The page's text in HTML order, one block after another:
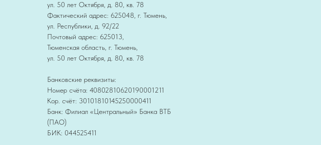
ул. 50 лет Октября, д. 80, кв. 78
Фактический адрес: 625048, г. Тюмень,
ул. Республики, д. 92/22
Почтовый адрес: 625013,
Тюменская область, г. Тюмень,
ул. 50 лет Октября, д. 80, кв. 78
Банковские реквизиты:
Номер счёта: 40802810620190001211
Кор. счёт: 30101810145250000411
Банк: Филиал «Центральный» Банка ВТБ
(ПАО)
БИК: 044525411